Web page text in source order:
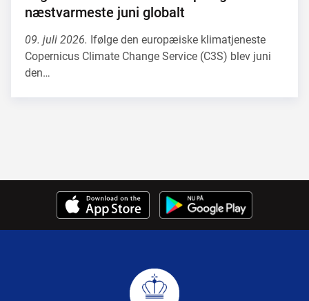
næstvarmeste juni globalt
09. juli 2026. Ifølge den europæiske klimatjeneste
Copernicus Climate Change Service (C3S) blev juni
den…